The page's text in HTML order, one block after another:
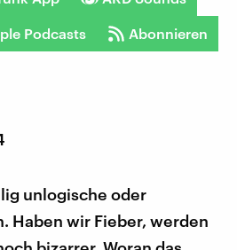
Podcasts Abonnieren
unlogische oder
Haben wir Fieber, werden